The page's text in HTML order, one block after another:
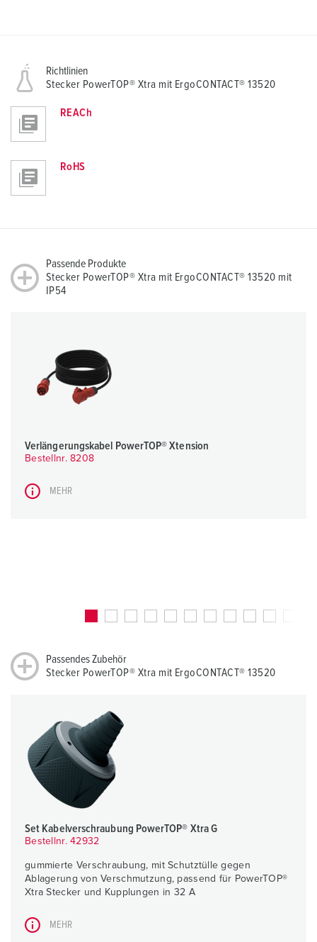
Richtlinien
Stecker PowerTOP® Xtra mit ErgoCONTACT® 13520
REACh
RoHS
Passende Produkte
Stecker PowerTOP® Xtra mit ErgoCONTACT® 13520 mit
IP54
Verlängerungskabel PowerTOP® Xtension
Bestellnr. 8208
MEHR
Passendes Zubehör
Stecker PowerTOP® Xtra mit ErgoCONTACT® 13520
Set Kabelverschraubung PowerTOP® Xtra G
Bestellnr. 42932
gummierte Verschraubung, mit Schutztülle gegen
Ablagerung von Verschmutzung, passend für PowerTOP®
Xtra Stecker und Kupplungen in 32 A
MEHR